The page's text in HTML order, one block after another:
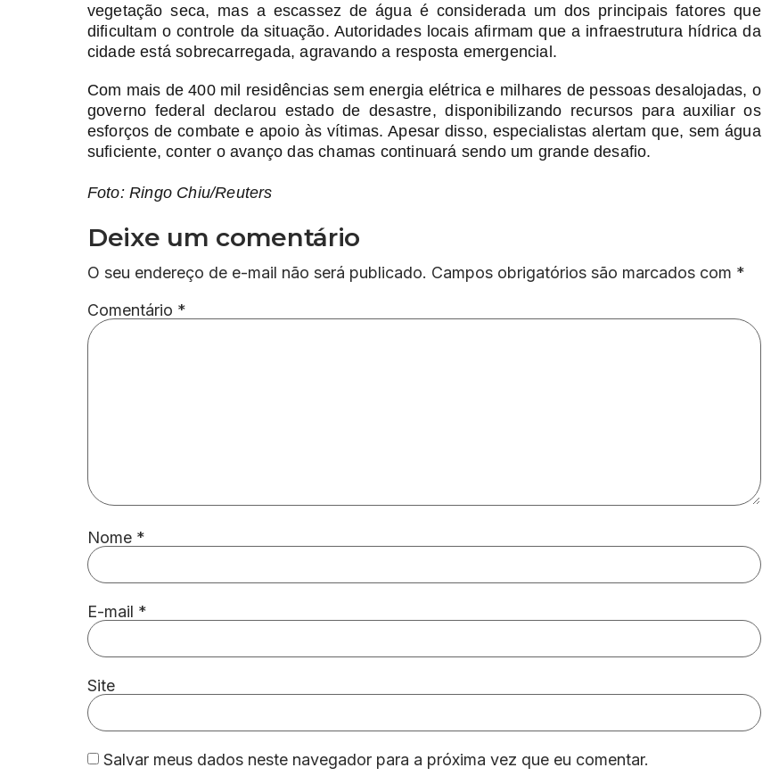
vegetação seca, mas a escassez de água é considerada um dos principais fatores que
dificultam o controle da situação. Autoridades locais afirmam que a infraestrutura hídrica da
cidade está sobrecarregada, agravando a resposta emergencial.
Com mais de 400 mil residências sem energia elétrica e milhares de pessoas desalojadas, o
governo federal declarou estado de desastre, disponibilizando recursos para auxiliar os
esforços de combate e apoio às vítimas. Apesar disso, especialistas alertam que, sem água
suficiente, conter o avanço das chamas continuará sendo um grande desafio.
Foto: Ringo Chiu/Reuters
Deixe um comentário
O seu endereço de e-mail não será publicado. Campos obrigatórios são marcados com *
Comentário *
Nome *
E-mail *
Site
Salvar meus dados neste navegador para a próxima vez que eu comentar.